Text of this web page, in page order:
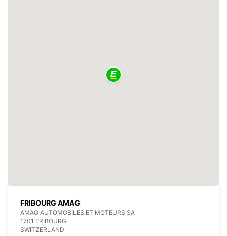
FRIBOURG AMAG
AMAG AUTOMOBILES ET MOTEURS SA
1701 FRIBOURG
SWITZERLAND